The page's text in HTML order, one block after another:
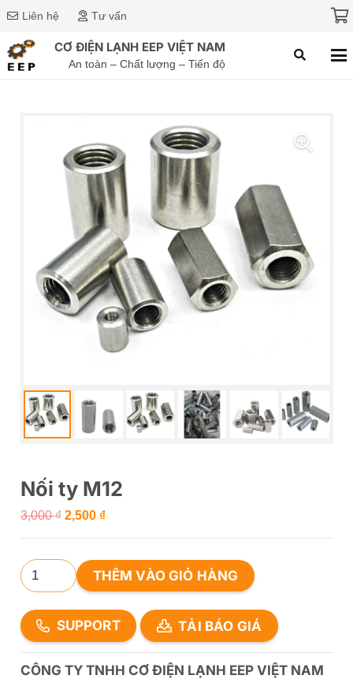
Liên hệ Tư vấn
CƠ ĐIỆN LẠNH EEP VIỆT NAM
An toàn – Chất lượng – Tiến độ
Nối ty M12
3,000₫ Giá
gốc
3,000 ₫.
2,500 ₫Giá
hiện
là:
2,500 ₫.
Nối
ty
M12
số
lượng
THÊM VÀO GIỎ HÀNG
SUPPORT TẢI BÁO GIÁ
CÔNG TY TNHH CƠ ĐIỆN LẠNH EEP VIỆT NAM